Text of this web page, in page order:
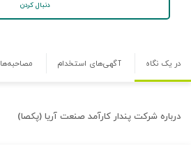
دنبال کردن
در یک نگاه آگهی‌های استخدام مصاحبه‌ها
درباره شرکت پندار کارآمد صنعت آریا (پکصا)